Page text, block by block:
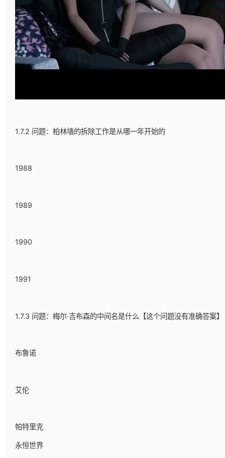
1.7.2 问题：柏林墙的拆除工作是从哪一年开始的
1988
1989
1990
1991
1.7.3 问题：梅尔·吉布森的中间名是什么【这个问题没有准确答案】
布鲁诺
艾伦
帕特里克
永恒世界